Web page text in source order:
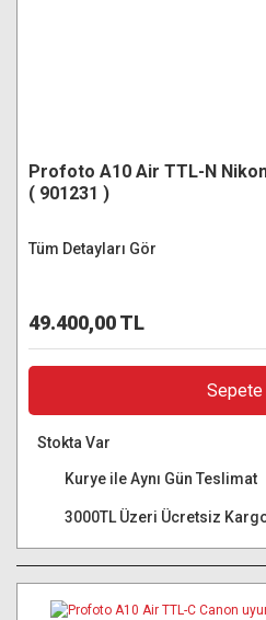
Profoto A10 Air TTL-N
( 901231 )
Tüm Detayları Gör
49.400,00 TL
Sepete
Stokta Var
Kurye ile Aynı Gün Teslimat
3000TL Üzeri Ücretsiz